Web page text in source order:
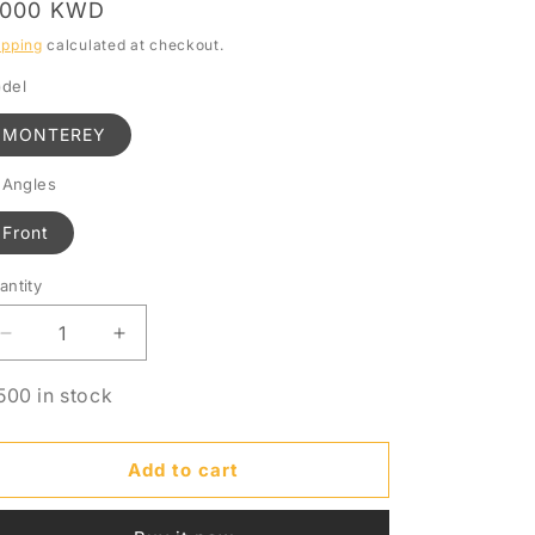
o
n
KWD
calculated at checkout.
MONTEREY
Front
Decrease
quantity
for
مفصل
-
Increase
quantity
مفصل
CV
-
in stock
Add to cart